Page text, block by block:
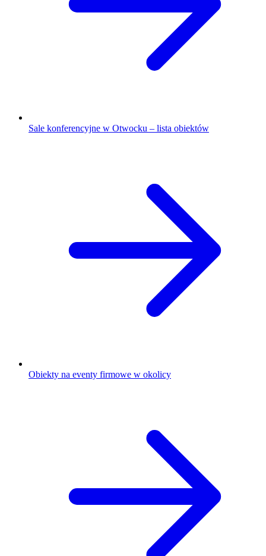
Sale konferencyjne w Otwocku – lista obiektów
Obiekty na eventy firmowe w okolicy